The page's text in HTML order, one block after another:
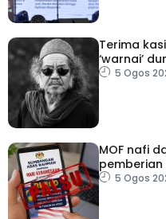
Terima
‘warnai’
5 Ogos
MOF nafi
pemberian
sempena
5 Ogos